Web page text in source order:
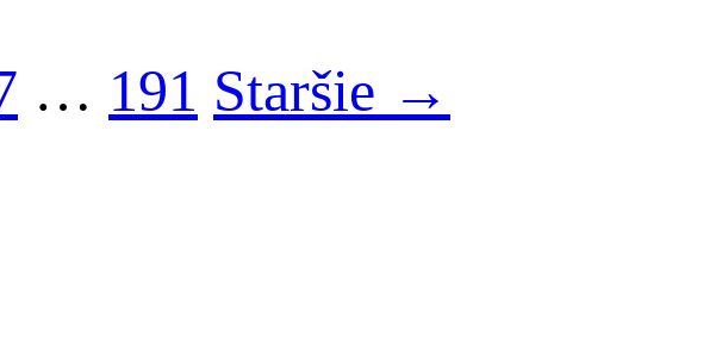
… 191 Staršie →